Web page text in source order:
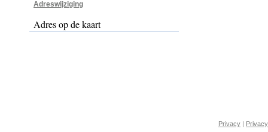
Adreswijziging
Adres op de kaart
Privacy |